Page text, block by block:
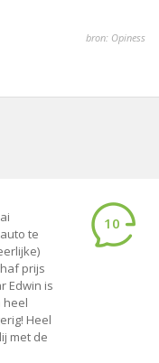
bron: Opiness
te
prijs
Edwin is
heel
Heel
met de
10